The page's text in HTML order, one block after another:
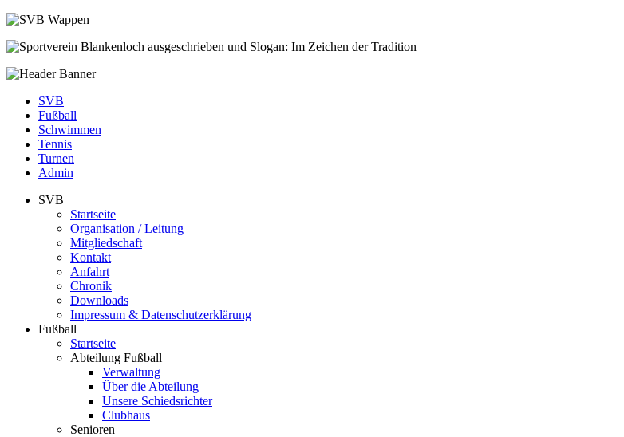
SVB
Fußball
Schwimmen
Tennis
Turnen
Admin
SVB
Startseite
Organisation / Leitung
Mitgliedschaft
Kontakt
Anfahrt
Chronik
Downloads
Impressum & Datenschutzerklärung
Fußball
Startseite
Abteilung Fußball
Verwaltung
Über die Abteilung
Unsere Schiedsrichter
Clubhaus
Senioren